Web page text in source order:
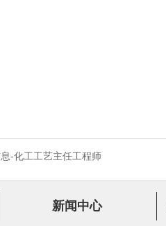
-化工工艺主任工程师
新闻中心